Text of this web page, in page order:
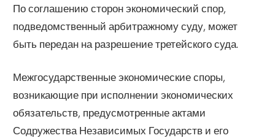
По соглашению сторон экономический спор,
подведомственный арбитражному суду, может
быть передан на разрешение третейского суда.
Межгосударственные экономические споры,
возникающие при исполнении экономических
обязательств, предусмотренные актами
Содружества Независимых Государств и его